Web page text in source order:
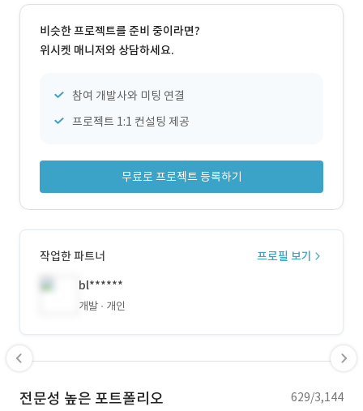
비슷한 프로젝트를 준비 중이라면?
위시켓 매니저와 상담하세요.
참여 개발사와 미팅 연결
프로젝트 1:1 컨설팅 제공
무료로 프로젝트 등록하기
작업한 파트너
프로필 보기
bl******
개발 개인
전문성 높은 포트폴리오 629/3,144